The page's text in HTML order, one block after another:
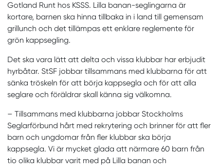
Gotland Runt hos KSSS. Lilla banan-seglingarna är
kortare, barnen ska hinna tillbaka in i land till gemensam
grillunch och det tillämpas ett enklare reglemente för
grön kappsegling.
Det ska vara lätt att delta och vissa klubbar har erbjudit
hyrbåtar. StSF jobbar tillsammans med klubbarna för att
sänka tröskeln för att börja kappsegla och för att alla
seglare och föräldrar skall känna sig välkomna.
– Tillsammans med klubbarna jobbar Stockholms
Seglarförbund hårt med rekrytering och brinner för att fler
barn och ungdomar från fler klubbar ska börja
kappsegla. Vi är mycket glada att närmare 60 barn från
tio olika klubbar varit med på Lilla banan och